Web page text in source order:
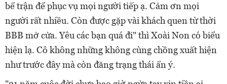
bể trận để phục vụ mọi người tiếp ạ. Cảm ơn mọi
người rất nhiều. Còn được gặp vài khách quen từ thời
BBB mở cửa. Yêu các bạn quá đi" thì Xoài Non có biểu
hiện lạ. Cô không những không cùng chồng xuất hiện
như trước đây mà còn đăng trạng thái ẩn ý.